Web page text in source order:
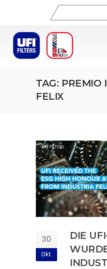
Suchen
nach:
TAG: PREMIO
FELIX
30
Okt.
DIE